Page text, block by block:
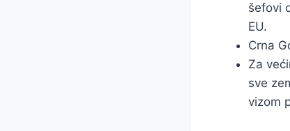
šefovi
EU.
Crna
Za
sve
vizom